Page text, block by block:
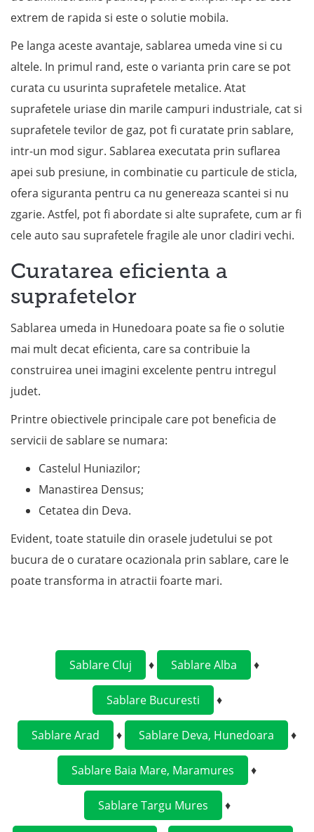
extrem de rapida si este o solutie mobila.
Pe langa aceste avantaje, sablarea umeda vine si cu
altele. In primul rand, este o varianta prin care se pot
curata cu usurinta suprafetele metalice. Atat
suprafetele uriase din marile campuri industriale, cat si
suprafetele tevilor de gaz, pot fi curatate prin sablare,
intr-un mod sigur. Sablarea executata prin suflarea
apei sub presiune, in combinatie cu particule de sticla,
ofera siguranta pentru ca nu genereaza scantei si nu
zgarie. Astfel, pot fi abordate si alte suprafete, cum ar fi
cele auto sau suprafetele fragile ale unor cladiri vechi.
Curatarea eficienta a
suprafetelor
Sablarea umeda in Hunedoara poate sa fie o solutie
mai mult decat eficienta, care sa contribuie la
construirea unei imagini excelente pentru intregul
judet.
Printre obiectivele principale care pot beneficia de
servicii de sablare se numara:
Castelul Huniazilor;
Manastirea Densus;
Cetatea din Deva.
Evident, toate statuile din orasele judetului se pot
bucura de o curatare ocazionala prin sablare, care le
poate transforma in atractii foarte mari.
Sablare Cluj ♦ Sablare Alba ♦
Sablare Bucuresti ♦
Sablare Arad ♦ Sablare Deva, Hunedoara ♦
Sablare Baia Mare, Maramures ♦
Sablare Targu Mures ♦